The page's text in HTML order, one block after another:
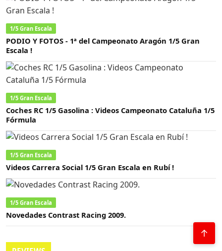
1/5 Gran Escala
PODIO Y FOTOS - 1ª del Campeonato Aragón 1/5 Gran
Escala !
1/5 Gran Escala
Coches RC 1/5 Gasolina : Videos Campeonato Cataluña 1/5
Fórmula
1/5 Gran Escala
Videos Carrera Social 1/5 Gran Escala en Rubí !
1/5 Gran Escala
Novedades Contrast Racing 2009.
↑